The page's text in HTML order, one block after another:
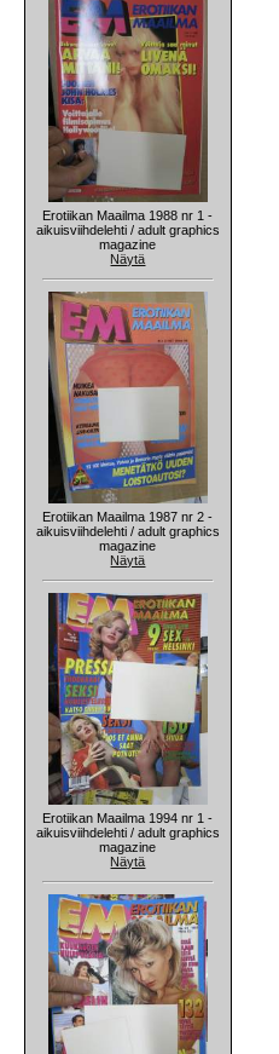
Erotiikan Maailma 1988 nr 1 -
aikuisviihdelehti / adult graphics
magazine
Näytä
Erotiikan Maailma 1987 nr 2 -
aikuisviihdelehti / adult graphics
magazine
Näytä
Erotiikan Maailma 1994 nr 1 -
aikuisviihdelehti / adult graphics
magazine
Näytä